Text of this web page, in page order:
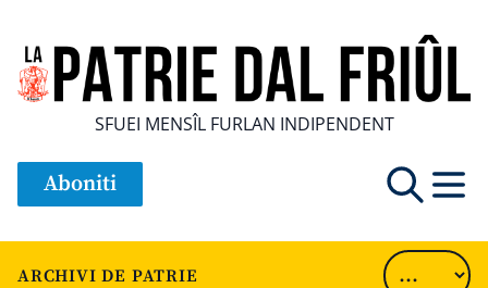
SFUEI MENSÎL FURLAN INDIPENDENT
Aboniti
ARCHIVI DE PATRIE